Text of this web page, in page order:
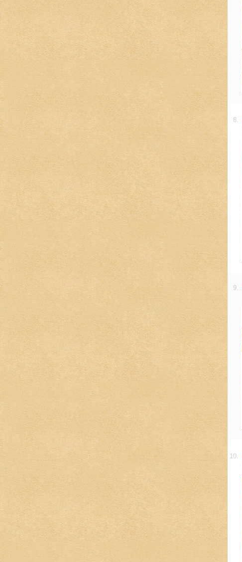
8.
9.
10.